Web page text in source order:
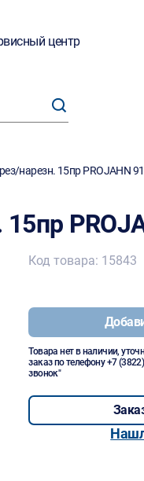
центр
нарезн. 15пр PROJAHN
Код товара: 15843
Товара нет в наличии,
заказ по телефону+7
звонок"